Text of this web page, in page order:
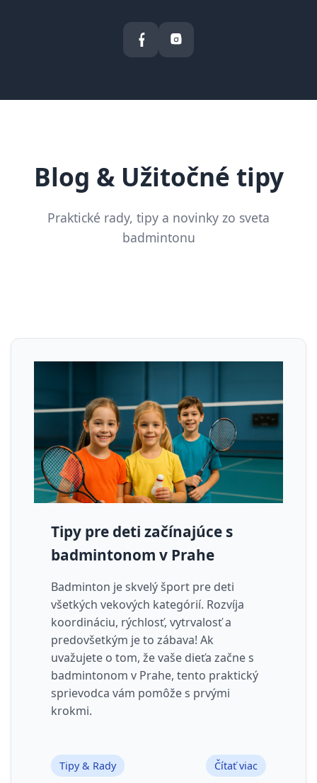
Blog & Užitočné tipy
Praktické rady, tipy a novinky zo sveta
badmintonu
Tipy pre deti začínajúce s
badmintonom v Prahe
Badminton je skvelý šport pre deti
všetkých vekových kategórií. Rozvíja
koordináciu, rýchlosť, vytrvalosť a
predovšetkým je to zábava! Ak
uvažujete o tom, že vaše dieťa začne s
badmintonom v Prahe, tento praktický
sprievodca vám pomôže s prvými
krokmi.
Tipy & Rady Čítať viac